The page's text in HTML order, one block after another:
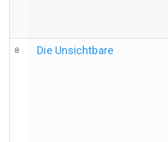
8 Die Unsichtbare